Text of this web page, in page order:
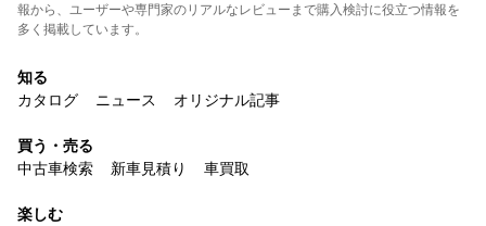
報から、ユーザーや専門家のリアルなレビューまで購入検討に役立つ情報を
多く掲載しています。
知る
カタログ
ニュース オリジナル記事
買う・売る
中古車検索
新車見積り 車買取
楽しむ